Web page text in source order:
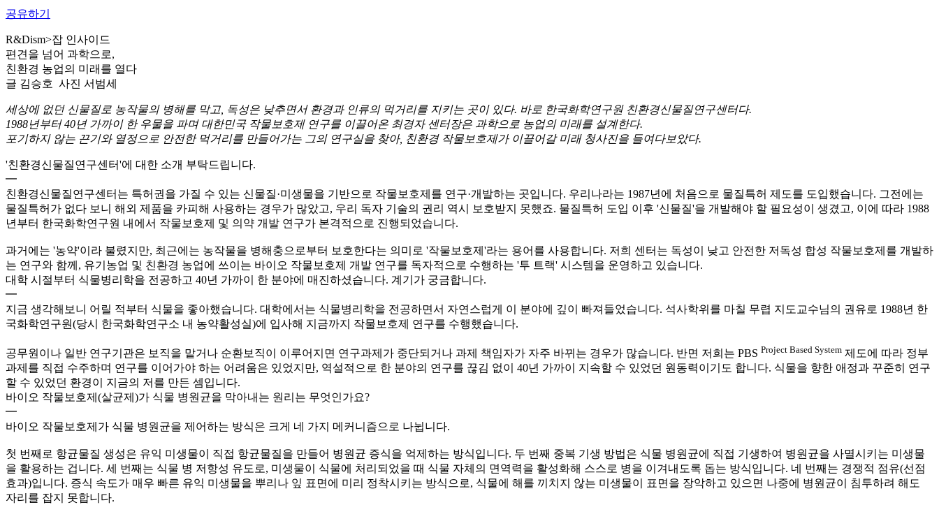
공유하기
R&Dism>잡 인사이드
편견을 넘어 과학으로,
친환경 농업의 미래를 열다
글 김승호 사진 서범세
세상에 없던 신물질로 농작물의 병해를 막고, 독성은 낮추면서 환경과 인류의 먹거리를 지키는 곳이 있다. 바로 한국화학연구원 친환경신물질연구센터다.
1988년부터 40년 가까이 한 우물을 파며 대한민국 작물보호제 연구를 이끌어온 최경자 센터장은 과학으로 농업의 미래를 설계한다.
포기하지 않는 끈기와 열정으로 안전한 먹거리를 만들어가는 그의 연구실을 찾아, 친환경 작물보호제가 이끌어갈 미래 청사진을 들여다보았다.
'친환경신물질연구센터'에 대한 소개 부탁드립니다.
━
친환경신물질연구센터는 특허권을 가질 수 있는 신물질·미생물을 기반으로 작물보호제를 연구·개발하는 곳입니다. 우리나라는 1987년에 처음으로 물질특허 제도를 도입했습니다. 그전에는
물질특허가 없다 보니 해외 제품을 카피해 사용하는 경우가 많았고, 우리 독자 기술의 권리 역시 보호받지 못했죠. 물질특허 도입 이후 '신물질'을 개발해야 할 필요성이 생겼고, 이에 따라 1988
년부터 한국화학연구원 내에서 작물보호제 및 의약 개발 연구가 본격적으로 진행되었습니다.
과거에는 '농약'이라 불렸지만, 최근에는 농작물을 병해충으로부터 보호한다는 의미로 '작물보호제'라는 용어를 사용합니다. 저희 센터는 독성이 낮고 안전한 저독성 합성 작물보호제를 개발하
는 연구와 함께, 유기농업 및 친환경 농업에 쓰이는 바이오 작물보호제 개발 연구를 독자적으로 수행하는 '투 트랙' 시스템을 운영하고 있습니다.
대학 시절부터 식물병리학을 전공하고 40년 가까이 한 분야에 매진하셨습니다. 계기가 궁금합니다.
━
지금 생각해보니 어릴 적부터 식물을 좋아했습니다. 대학에서는 식물병리학을 전공하면서 자연스럽게 이 분야에 깊이 빠져들었습니다. 석사학위를 마칠 무렵 지도교수님의 권유로 1988년 한
국화학연구원(당시 한국화학연구소 내 농약활성실)에 입사해 지금까지 작물보호제 연구를 수행했습니다.
공무원이나 일반 연구기관은 보직을 맡거나 순환보직이 이루어지면 연구과제가 중단되거나 과제 책임자가 자주 바뀌는 경우가 많습니다. 반면 저희는 PBS Project Based System 제도에 따라 정부
과제를 직접 수주하며 연구를 이어가야 하는 어려움은 있었지만, 역설적으로 한 분야의 연구를 끊김 없이 40년 가까이 지속할 수 있었던 원동력이기도 합니다. 식물을 향한 애정과 꾸준히 연구
할 수 있었던 환경이 지금의 저를 만든 셈입니다.
바이오 작물보호제(살균제)가 식물 병원균을 막아내는 원리는 무엇인가요?
━
바이오 작물보호제가 식물 병원균을 제어하는 방식은 크게 네 가지 메커니즘으로 나뉩니다.
첫 번째로 항균물질 생성은 유익 미생물이 직접 항균물질을 만들어 병원균 증식을 억제하는 방식입니다. 두 번째 중복 기생 방법은 식물 병원균에 직접 기생하여 병원균을 사멸시키는 미생물
을 활용하는 겁니다. 세 번째는 식물 병 저항성 유도로, 미생물이 식물에 처리되었을 때 식물 자체의 면역력을 활성화해 스스로 병을 이겨내도록 돕는 방식입니다. 네 번째는 경쟁적 점유(선점
효과)입니다. 증식 속도가 매우 빠른 유익 미생물을 뿌리나 잎 표면에 미리 정착시키는 방식으로, 식물에 해를 끼치지 않는 미생물이 표면을 장악하고 있으면 나중에 병원균이 침투하려 해도
자리를 잡지 못합니다.